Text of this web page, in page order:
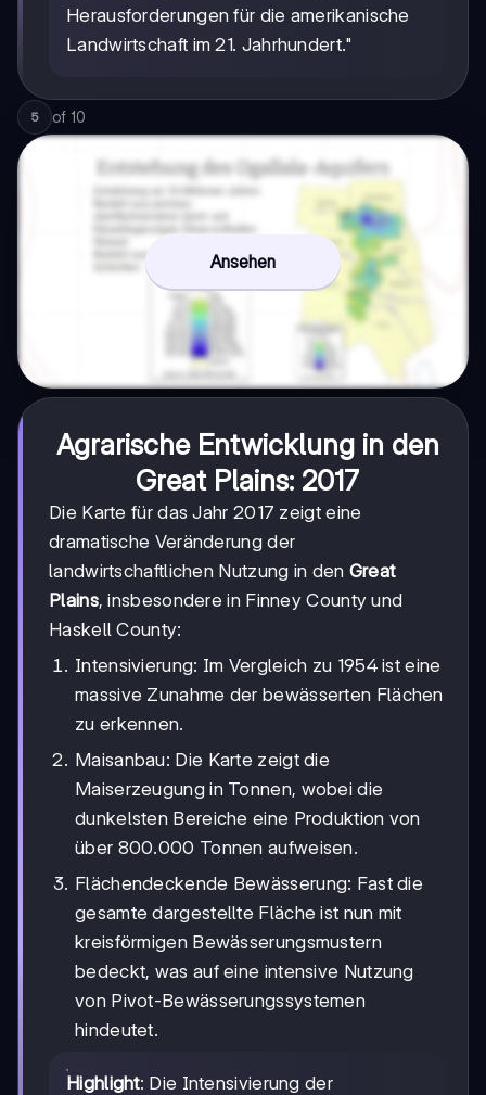
Herausforderungen für die amerikanische
Landwirtschaft im 21. Jahrhundert."
5 of 10
Ansehen
Agrarische Entwicklung in den
Great Plains: 2017
Die Karte für das Jahr 2017 zeigt eine
dramatische Veränderung der
landwirtschaftlichen Nutzung in den Great
Plains, insbesondere in Finney County und
Haskell County:
Intensivierung: Im Vergleich zu 1954 ist eine
massive Zunahme der bewässerten Flächen
zu erkennen.
Maisanbau: Die Karte zeigt die
Maiserzeugung in Tonnen, wobei die
dunkelsten Bereiche eine Produktion von
über 800.000 Tonnen aufweisen.
Flächendeckende Bewässerung: Fast die
gesamte dargestellte Fläche ist nun mit
kreisförmigen Bewässerungsmustern
bedeckt, was auf eine intensive Nutzung
von Pivot-Bewässerungssystemen
hindeutet.
Highlight: Die Intensivierung der